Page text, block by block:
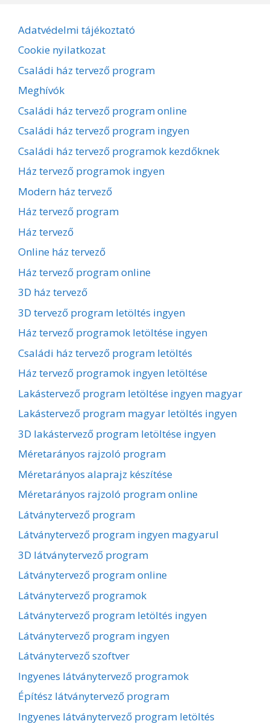
Adatvédelmi tájékoztató
Cookie nyilatkozat
Családi ház tervező program
Meghívók
Családi ház tervező program online
Családi ház tervező program ingyen
Családi ház tervező programok kezdőknek
Ház tervező programok ingyen
Modern ház tervező
Ház tervező program
Ház tervező
Online ház tervező
Ház tervező program online
3D ház tervező
3D tervező program letöltés ingyen
Ház tervező programok letöltése ingyen
Családi ház tervező program letöltés
Ház tervező programok ingyen letöltése
Lakástervező program letöltése ingyen magyar
Lakástervező program magyar letöltés ingyen
3D lakástervező program letöltése ingyen
Méretarányos rajzoló program
Méretarányos alaprajz készítése
Méretarányos rajzoló program online
Látványtervező program
Látványtervező program ingyen magyarul
3D látványtervező program
Látványtervező program online
Látványtervező programok
Látványtervező program letöltés ingyen
Látványtervező program ingyen
Látványtervező szoftver
Ingyenes látványtervező programok
Építész látványtervező program
Ingyenes látványtervező program letöltés